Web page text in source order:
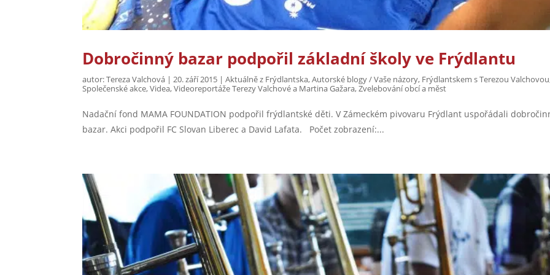
Dobročinný bazar podpořil základní školy ve Frýdlantu
autor:Tereza Valchová |20. září 2015 |Aktuálně z Frýdlantska,Autorské blogy / Vaše názory, Frýdlantskem s Terezou Valchovou
Společenské akce,Videa,Videoreportáže Terezy Valchové a Martina Gažara,Zvelebování obcí a měst
Nadační fond MAMA FOUNDATION podpořil frýdlantské děti. V Zámeckém pivovaru Frýdlant uspořádali
bazar. Akci podpořil FC Slovan Liberec a David Lafata. Počet zobrazení:...